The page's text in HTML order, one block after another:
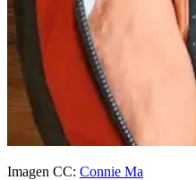
Imagen CC: Connie Ma